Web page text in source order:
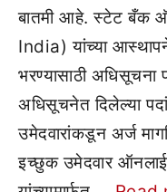
बातमी आहे. स्टेट बँक
India) यांच्या
भरण्यासाठी
अधिसूचनेत दिलेल्या
उमेदवारांकडून अर्ज
इच्छुक उमेदवार